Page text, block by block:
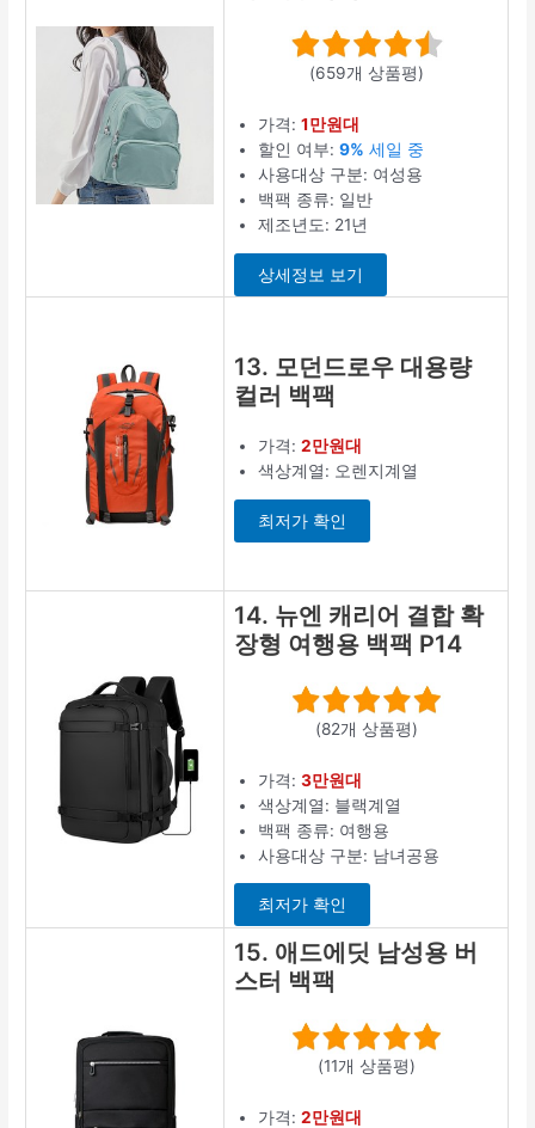
(659개 상품평)
가격:1만원대
할인 여부:9% 세일 중
사용대상 구분: 여성용
백팩 종류: 일반
제조년도: 21년
상세정보 보기
13. 모던드로우 대용량
컬러 백팩
가격:2만원대
색상계열: 오렌지계열
최저가 확인
14. 뉴엔 캐리어 결합 확
장형 여행용 백팩 P14
(82개 상품평)
가격:3만원대
색상계열: 블랙계열
백팩 종류: 여행용
사용대상 구분: 남녀공용
최저가 확인
15. 애드에딧 남성용 버
스터 백팩
(11개 상품평)
가격:2만원대